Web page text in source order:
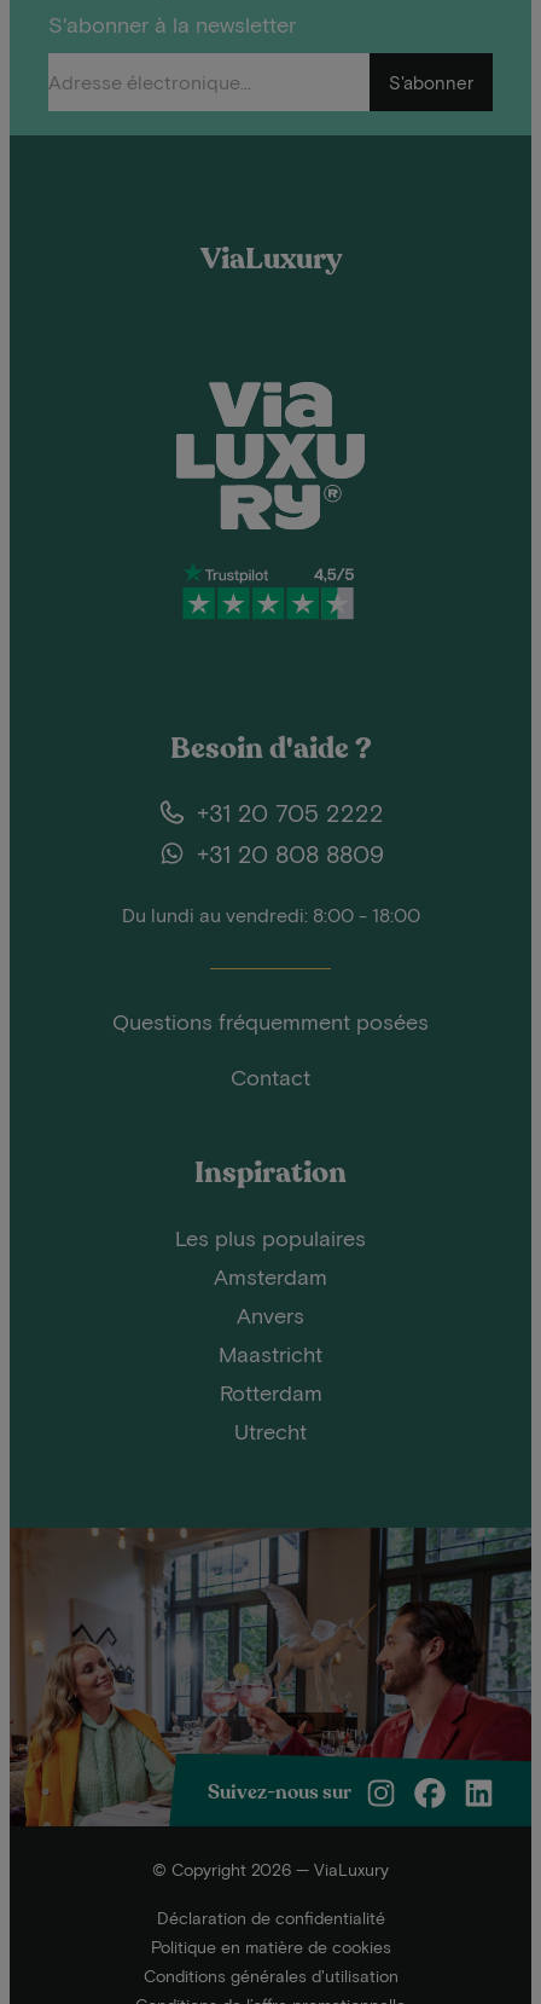
S'abonner à la newsletter
S'abonner
ViaLuxury
Besoin d'aide ?
+31 20 705 2222
+31 20 808 8809
Du lundi au vendredi: 8:00 - 18:00
Questions fréquemment posées
Contact
Inspiration
Les plus populaires
Amsterdam
Anvers
Maastricht
Rotterdam
Utrecht
Suivez-nous sur
© Copyright 2026 — ViaLuxury
Déclaration de confidentialité
Politique en matière de cookies
Conditions générales d'utilisation